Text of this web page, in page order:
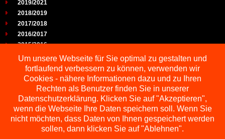
2019/2021
2018/2019
2017/2018
2016/2017
2015/2016
2014/2015
2013/2014
2012/2013
2011/2012
2010/2011
2009/2010
Um unsere Webseite für Sie optimal zu gestalten und
fortlaufend verbessern zu können, verwenden wir
Cookies - nähere Informationen dazu und zu Ihren
Rechten als Benutzer finden Sie in unserer
Datenschutzerklärung. Klicken Sie auf "Akzeptieren",
wenn die Webseite Ihre Daten speichern soll. Wenn Sie
nicht möchten, dass Daten von Ihnen gespeichert werden
sollen, dann klicken Sie auf "Ablehnen".